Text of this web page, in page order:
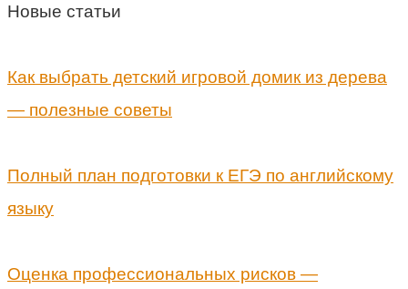
Новые статьи
Как выбрать детский игровой домик из дерева
— полезные советы
Полный план подготовки к ЕГЭ по английскому
языку
Оценка профессиональных рисков —